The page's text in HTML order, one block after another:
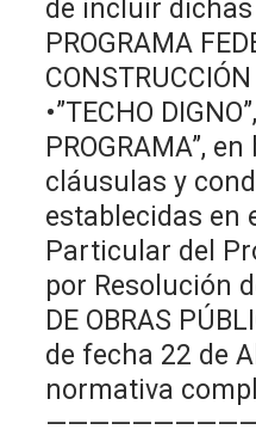
de incluir dichas
PROGRAMA
•”TECHO
PROGRAMA”,
cláusulas y
establecidas en
Particular del
por Resolución
DE OBRAS
de fecha 22 de
normativa